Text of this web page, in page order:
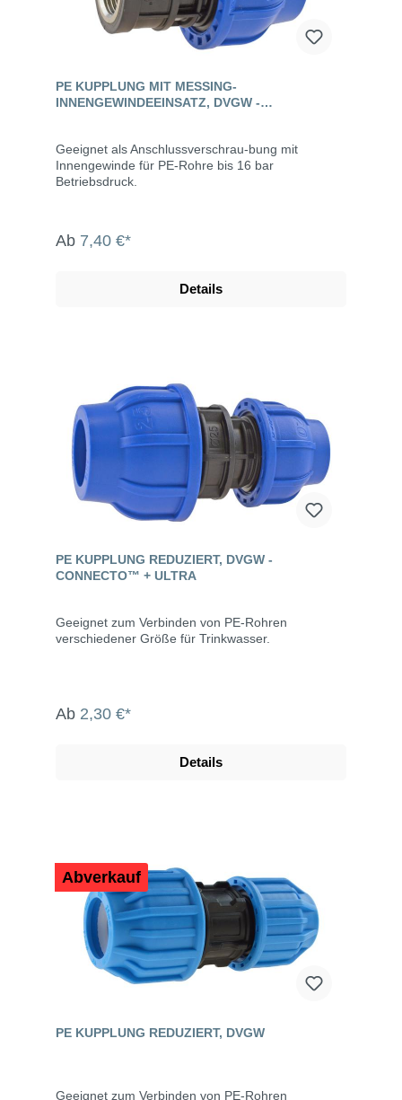
PE KUPPLUNG MIT MESSING-
INNENGEWINDEEINSATZ, DVGW -
Geeignet als Anschlussverschrau-bung mit
Innengewinde für PE-Rohre bis 16 bar
Betriebsdruck.
Ab 7,40 €*
Details
PE KUPPLUNG REDUZIERT, DVGW -
CONNECTO™ + ULTRA
Geeignet zum Verbinden von PE-Rohren
verschiedener Größe für Trinkwasser.
Ab 2,30 €*
Details
Abverkauf
PE KUPPLUNG REDUZIERT, DVGW
Geeignet zum Verbinden von PE-Rohren